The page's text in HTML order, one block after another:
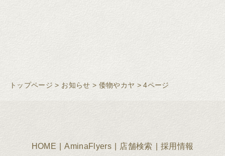
トップページ > お知らせ > 倭物やカヤ > 4ページ
HOME AminaFlyers 店舗検索 採用情報